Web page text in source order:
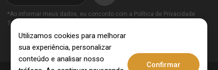
*Ao informar meus dados, eu concordo com a Política de Privacidade
Termos de Uso
Utilizamos cookies para melhorar
sua experiência, personalizar
conteúdo e analisar nosso
Confirmar